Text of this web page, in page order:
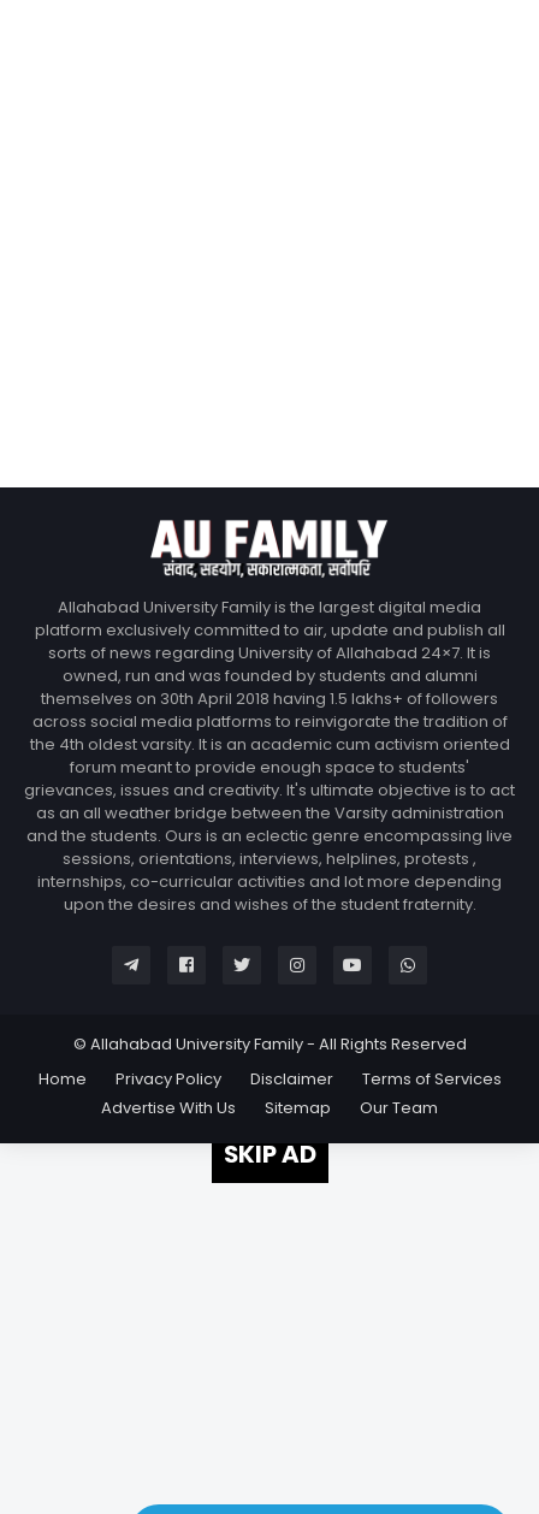
Allahabad University Family is the largest digital media
platform exclusively committed to air, update and publish all
sorts of news regarding University of Allahabad 24×7. It is
owned, run and was founded by students and alumni
themselves on 30th April 2018 having 1.5 lakhs+ of followers
across social media platforms to reinvigorate the tradition of
the 4th oldest varsity. It is an academic cum activism oriented
forum meant to provide enough space to students'
grievances, issues and creativity. It's ultimate objective is to act
as an all weather bridge between the Varsity administration
and the students. Ours is an eclectic genre encompassing live
sessions, orientations, interviews, helplines, protests ,
internships, co-curricular activities and lot more depending
upon the desires and wishes of the student fraternity.
© Allahabad University Family - All Rights Reserved
Home
Privacy Policy Disclaimer
Terms of Services
Advertise With Us
Sitemap Our Team
SKIP AD